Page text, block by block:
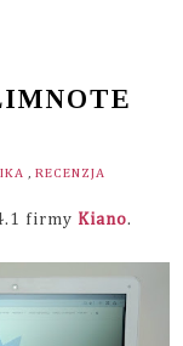
RECENZJA
firmy Kiano.